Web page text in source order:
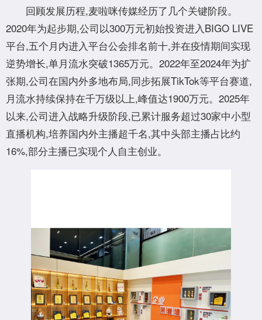
回顾发展历程,麦啦咪传媒经历了几个关键阶段。
2020年为起步期,公司以300万元初始投资进入BIGO LIVE
平台,五个月内进入平台公会排名前十,并在疫情期间实现
逆势增长,单月流水突破1365万元。2022年至2024年为扩
张期,公司在国内外多地布局,同步拓展TikTok等平台赛道,
月流水持续保持在千万级以上,峰值达1900万元。2025年
以来,公司进入战略升级阶段,已累计服务超过30家中小型
直播机构,培养国内外主播超千名,其中头部主播占比约
16%,部分主播已实现个人自主创业。